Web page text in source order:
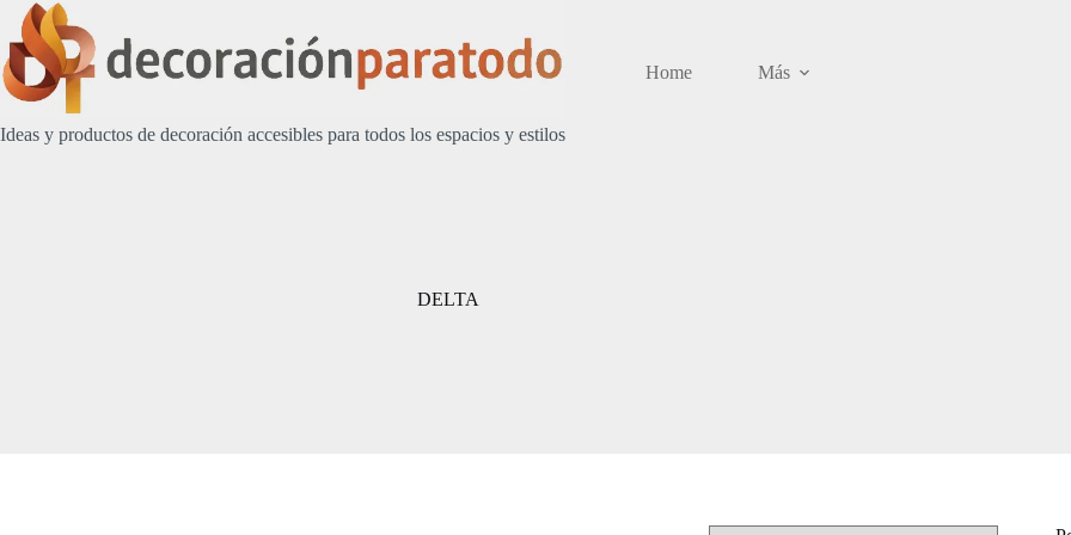
Saltar
contenido
Ideas y productos de decoración accesibles para todos los espacios y estilos
Home Más
DELTA